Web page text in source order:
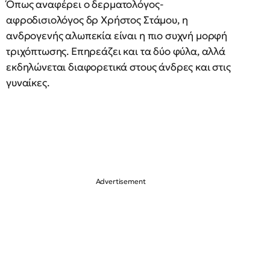
Όπως αναφέρει ο δερματολόγος-
αφροδισιολόγος δρ Χρήστος Στάμου, η
ανδρογενής αλωπεκία είναι η πιο συχνή μορφή
τριχόπτωσης. Επηρεάζει και τα δύο φύλα, αλλά
εκδηλώνεται διαφορετικά στους άνδρες και στις
γυναίκες.